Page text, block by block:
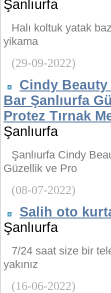
Şanlıurfa
Halı koltuk yatak
yikama
(29-09-2022)
Cindy Beauty
Bar Şanlıurfa
Protez Tırnak
Şanlıurfa
Şanlıurfa Cindy
Güzellik ve Pro
(08-07-2022)
Salih oto
Şanlıurfa
7/24 saat size bir
yakınız
(16-06-2022)